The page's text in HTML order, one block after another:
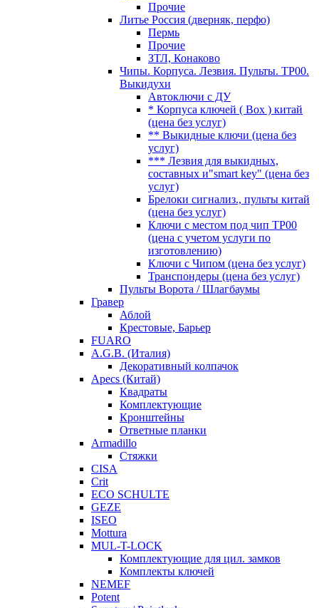
Прочие
Литье Россия (дверняк, перфо)
Пермь
Прочие
ЗТЛ, Конаково
Чипы. Корпуса. Лезвия. Пульты. TP00.
Выкидухи
Автоключи с ДУ
* Корпуса ключей ( Box ) китай
(цена без услуг)
** Выкидные ключи (цена без
услуг)
*** Лезвия для выкидных,
составных и"smart key" (цена без
услуг)
Брелоки сигнализ., пульты китай
(цена без услуг)
Ключи с местом под чип TP00
(цена с учетом услуги по
изготовлению)
Ключи с Чипом (цена без услуг)
Транспондеры (цена без услуг)
Пульты Ворота / Шлагбаумы
Гравер
Аблой
Крестовые, Барьер
FUARO
A.G.B. (Италия)
Декоративный колпачок
Apecs (Китай)
Квадраты
Комплектующие
Кронштейны
Ответные планки
Armadillo
Стяжки
CISA
Crit
ECO SCHULTE
GEZE
ISEO
Mottura
MUL-T-LOCK
Комплектующие для цил. замков
Комплекты ключей
NEMEF
Potent